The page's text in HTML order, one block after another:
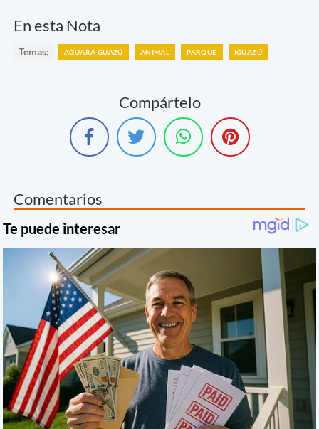
En esta Nota
Temas: AGUARÁ GUAZÚ ANIMAL PARQUE IGUAZÚ
Compártelo
Comentarios